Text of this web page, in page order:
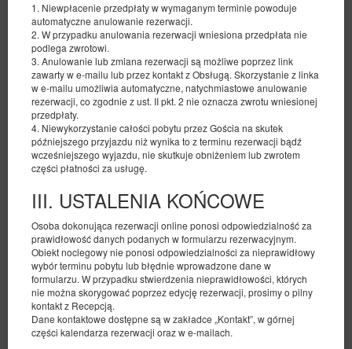
1. Niewpłacenie przedpłaty w wymaganym terminie powoduje
automatyczne anulowanie rezerwacji.
2. W przypadku anulowania rezerwacji wniesiona przedpłata nie
podlega zwrotowi.
3. Anulowanie lub zmiana rezerwacji są możliwe poprzez link
zawarty w e-mailu lub przez kontakt z Obsługą. Skorzystanie z linka
w e-mailu umożliwia automatyczne, natychmiastowe anulowanie
rezerwacji, co zgodnie z ust. II pkt. 2 nie oznacza zwrotu wniesionej
przedpłaty.
4. Niewykorzystanie całości pobytu przez Gościa na skutek
późniejszego przyjazdu niż wynika to z terminu rezerwacji bądź
wcześniejszego wyjazdu, nie skutkuje obniżeniem lub zwrotem
części płatności za usługę.
III. USTALENIA KOŃCOWE
Osoba dokonująca rezerwacji online ponosi odpowiedzialność za
prawidłowość danych podanych w formularzu rezerwacyjnym.
Obiekt noclegowy nie ponosi odpowiedzialności za nieprawidłowy
wybór terminu pobytu lub błędnie wprowadzone dane w
formularzu. W przypadku stwierdzenia nieprawidłowości, których
nie można skorygować poprzez edycję rezerwacji, prosimy o pilny
kontakt z Recepcją.
Dane kontaktowe dostępne są w zakładce „Kontakt”, w górnej
części kalendarza rezerwacji oraz w e-mailach.
Pokój w wygodnej lokalizacji #2 Possession
Dostępna liczba: 1
2 osoby
pow. 8,00 m2
1 sypialnia
2 osoby / 1 noc
Sprzątanie pokoju 140 zł
100 PLN - wcześniejsza wprowadzka (early check-in) poza
standardowymi godzinami
100 PLN - późniejsza wyprowadzka (late check-out) poza
standardowymi godzinami
Udostępnij
Szczegóły